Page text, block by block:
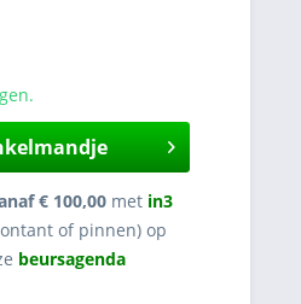
€ 100,00 met in3
of pinnen) op
beursagenda